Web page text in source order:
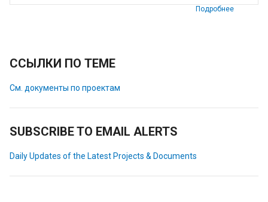
Подробнее
ССЫЛКИ ПО ТЕМЕ
См. документы по проектам
SUBSCRIBE TO EMAIL ALERTS
Daily Updates of the Latest Projects & Documents